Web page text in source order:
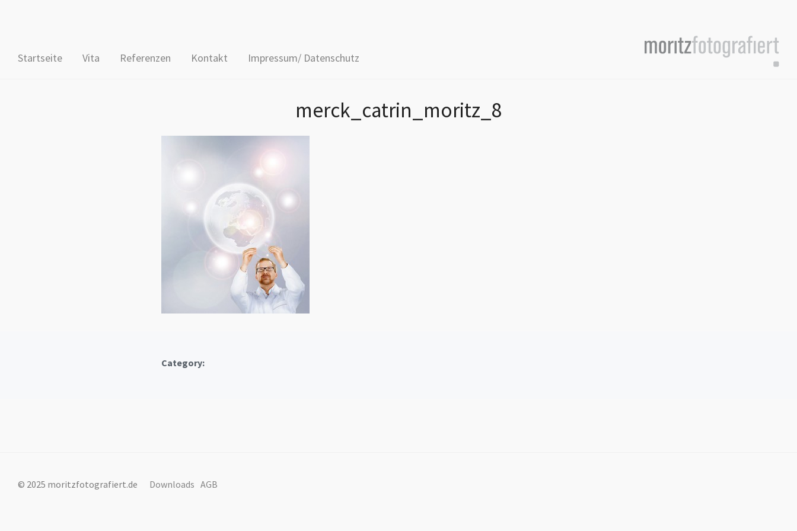
Startseite Vita Referenzen Kontakt Impressum/ Datenschutz
merck_catrin_moritz_8
Category:
© 2025 moritzfotografiert.de Downloads AGB